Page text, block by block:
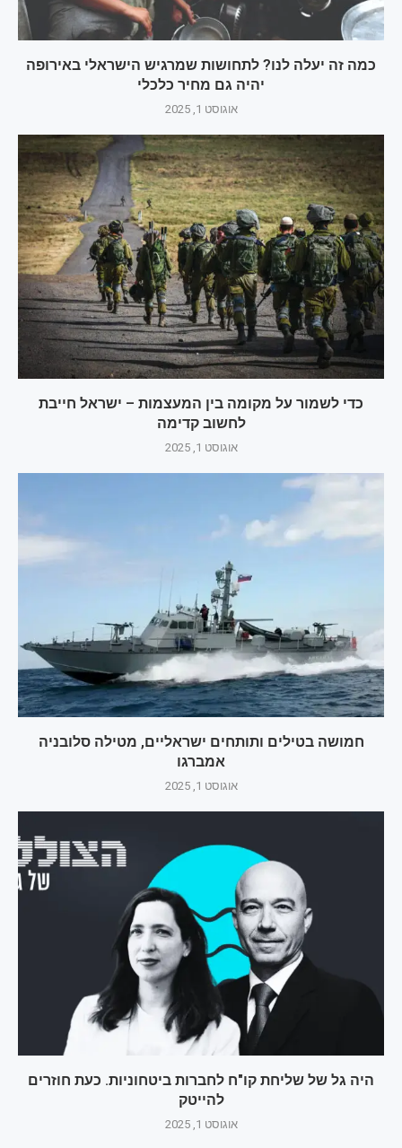
כמה זה יעלה לנו? לתחושות שמרגיש הישראלי באירופה
יהיה גם מחיר כלכלי
אוגוסט 1, 2025
כדי לשמור על מקומה בין המעצמות – ישראל חייבת
לחשוב קדימה
אוגוסט 1, 2025
חמושה בטילים ותותחים ישראליים, מטילה סלובניה
אמברגו
אוגוסט 1, 2025
היה גל של שליחת קו"ח לחברות ביטחוניות. כעת חוזרים
להייטק
אוגוסט 1, 2025